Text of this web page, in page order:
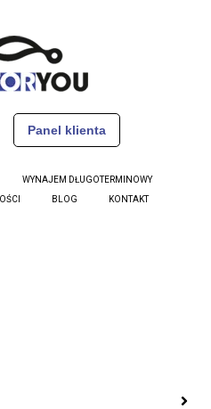
Panel klienta
WYNAJEM DŁUGOTERMINOWY
BLOG KONTAKT